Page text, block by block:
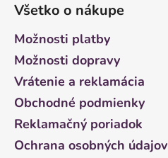
Všetko o nákupe
Možnosti platby
Možnosti dopravy
Vrátenie a reklamácia
Obchodné podmienky
Reklamačný poriadok
Ochrana osobných údajov